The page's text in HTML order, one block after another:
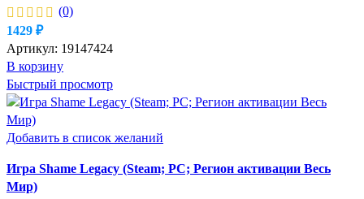
(0)
1429 ₽
Артикул: 19147424
В корзину
Быстрый просмотр
Добавить в список желаний
Игра Shame Legacy (Steam; PC; Регион активации Весь
Мир)